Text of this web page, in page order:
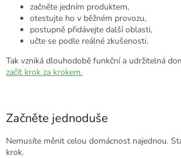
začněte jedním produktem,
otestujte ho v běžném provozu,
postupně přidávejte další oblasti,
učte se podle reálné zkušenosti.
Tak vzniká dlouhodobě funkční a udržitelná
začít krok za krokem.
Začněte jednoduše
Nemusíte měnit celou domácnost najednou.
krok.